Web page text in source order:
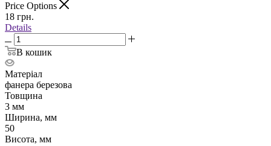
Price Options
18 грн.
Details
В кошик
Матеріал
фанера березова
Товщина
3 мм
Ширина, мм
50
Висота, мм